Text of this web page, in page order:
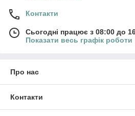
Контакти
Сьогодні працює з 08:00 до
Показати весь графік роботи
Про нас
Контакти